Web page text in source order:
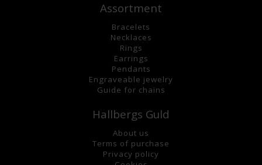
Assortment
Bracelets
Necklaces
Rings
Earrings
Pendants
Engraveable jewelry
Guide for chains
Hallbergs Guld
About us
Terms of purchase
Privacy policy